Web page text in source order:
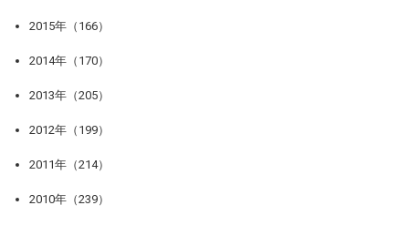
2015年（166）
2014年（170）
2013年（205）
2012年（199）
2011年（214）
2010年（239）